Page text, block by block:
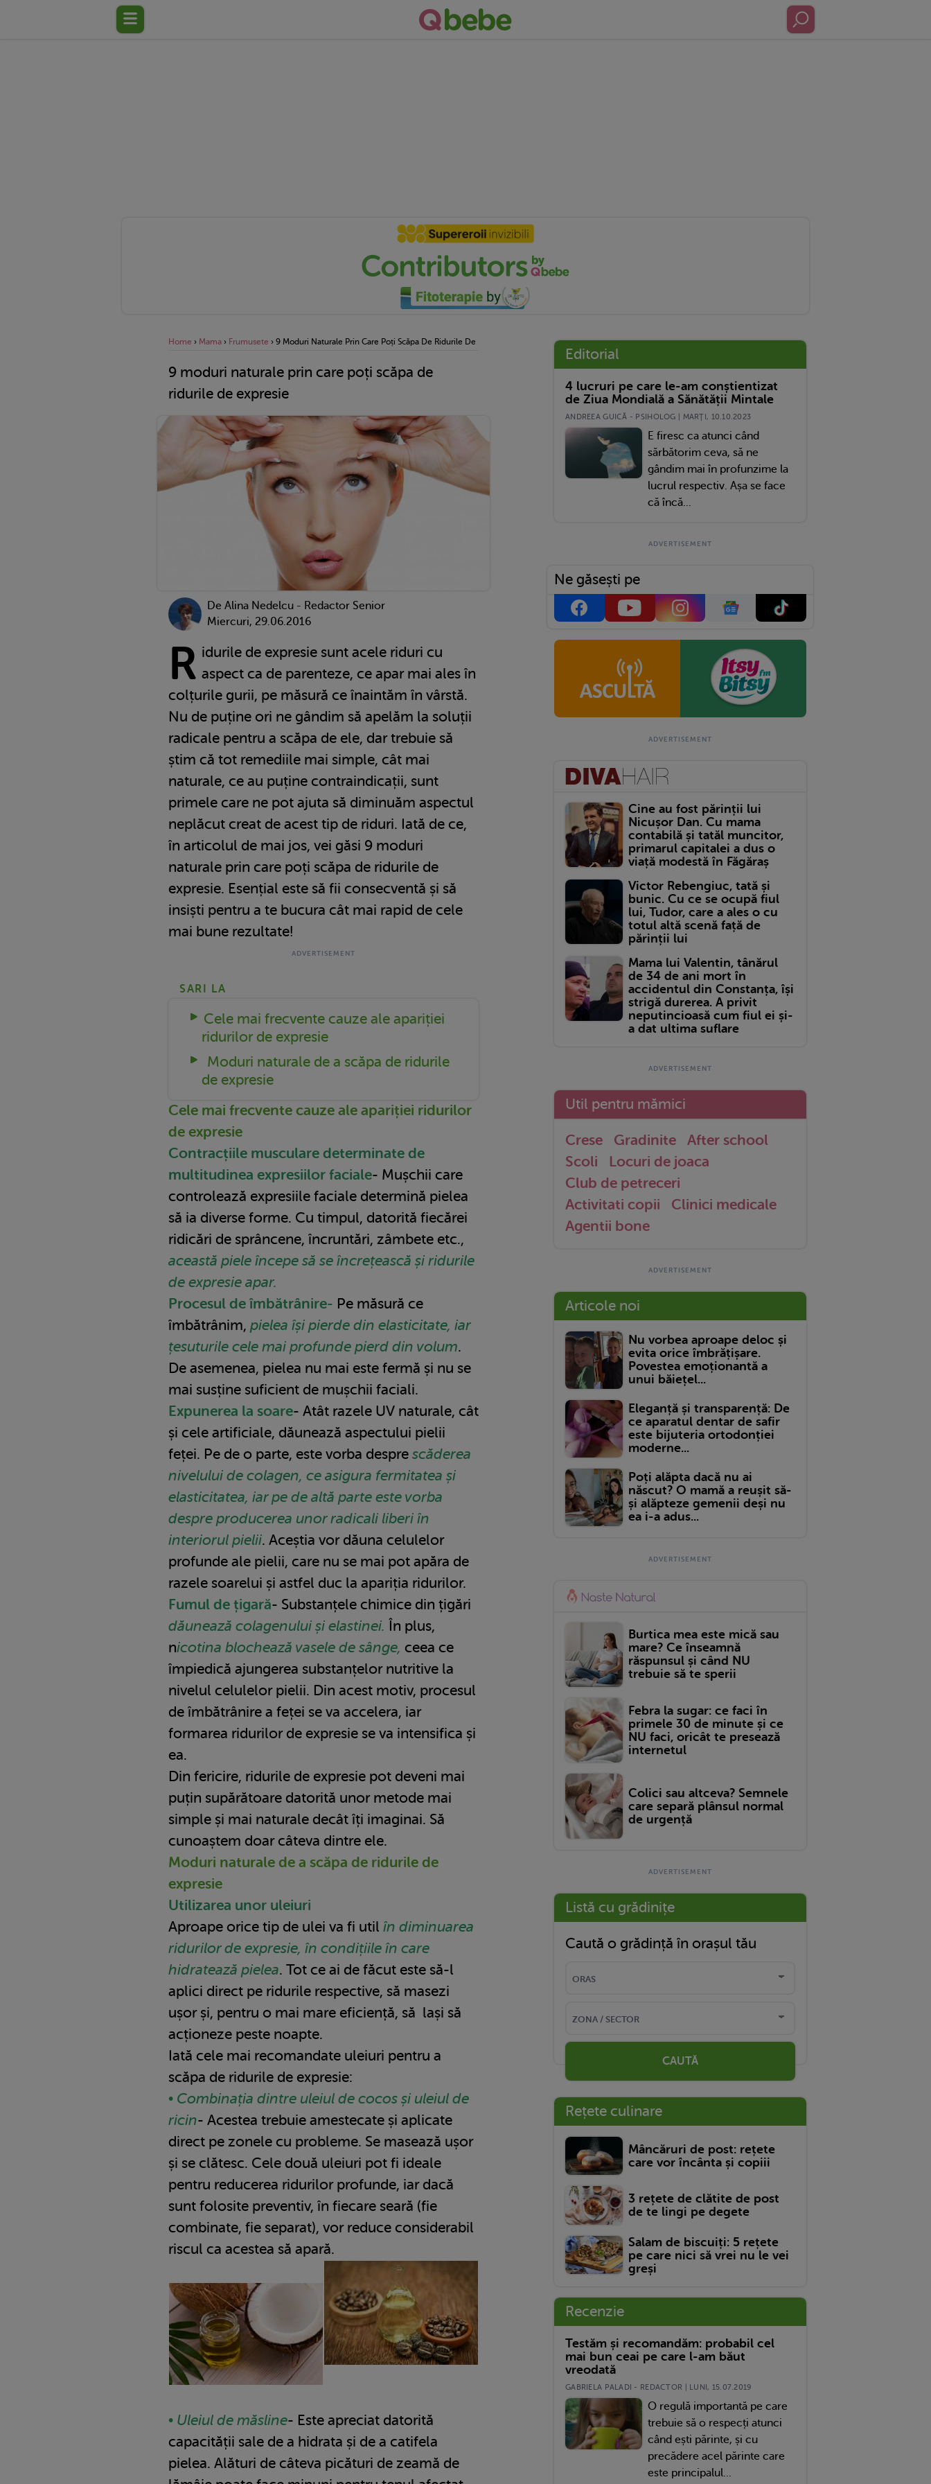
Home › Mama › Frumusete › 9 Moduri Naturale Prin Care Poți Scăpa De Ridurile De Expresie
9 moduri naturale prin care poți scăpa de
ridurile de expresie
De Alina Nedelcu - Redactor Senior
Miercuri, 29.06.2016
R idurile de expresie sunt acele riduri cu
aspect ca de parenteze, ce apar mai ales în
colțurile gurii, pe măsură ce înaintăm în vârstă.
Nu de puține ori ne gândim să apelăm la soluții
radicale pentru a scăpa de ele, dar trebuie să
știm că tot remediile mai simple, cât mai
naturale, ce au puține contraindicații, sunt
primele care ne pot ajuta să diminuăm aspectul
neplăcut creat de acest tip de riduri. Iată de ce,
în articolul de mai jos, vei găsi 9 moduri
naturale prin care poți scăpa de ridurile de
expresie. Esențial este să fii consecventă și să
insiști pentru a te bucura cât mai rapid de cele
mai bune rezultate!
SARI LA
Cele mai frecvente cauze ale apariției
ridurilor de expresie
Moduri naturale de a scăpa de ridurile
de expresie
Cele mai frecvente cauze ale apariției ridurilor
de expresie
Contracțiile musculare determinate de
multitudinea expresiilor faciale- Mușchii care
controlează expresiile faciale determină pielea
să ia diverse forme. Cu timpul, datorită fiecărei
ridicări de sprâncene, încruntări, zâmbete etc.,
această piele începe să se încrețească și ridurile
de expresie apar.
Procesul de îmbătrânire- Pe măsură ce
îmbătrânim, pielea își pierde din elasticitate, iar
țesuturile cele mai profunde pierd din volum.
De asemenea, pielea nu mai este fermă și nu se
mai susține suficient de mușchii faciali.
Expunerea la soare- Atât razele UV naturale, cât
și cele artificiale, dăunează aspectului pielii
feței. Pe de o parte, este vorba despre scăderea
nivelului de colagen, ce asigura fermitatea și
elasticitatea, iar pe de altă parte este vorba
despre producerea unor radicali liberi în
interiorul pielii. Aceștia vor dăuna celulelor
profunde ale pielii, care nu se mai pot apăra de
razele soarelui și astfel duc la apariția ridurilor.
Fumul de țigară- Substanțele chimice din țigări
dăunează colagenului și elastinei. În plus,
nicotina blochează vasele de sânge, ceea ce
împiedică ajungerea substanțelor nutritive la
nivelul celulelor pielii. Din acest motiv, procesul
de îmbătrânire a feței se va accelera, iar
formarea ridurilor de expresie se va intensifica și
ea.
Din fericire, ridurile de expresie pot deveni mai
puțin supărătoare datorită unor metode mai
simple și mai naturale decât îți imaginai. Să
cunoaștem doar câteva dintre ele.
Moduri naturale de a scăpa de ridurile de
expresie
Utilizarea unor uleiuri
Aproape orice tip de ulei va fi util în diminuarea
ridurilor de expresie, în condițiile în care
hidratează pielea. Tot ce ai de făcut este să-l
aplici direct pe ridurile respective, să masezi
ușor și, pentru o mai mare eficiență, să lași să
acționeze peste noapte.
Iată cele mai recomandate uleiuri pentru a
scăpa de ridurile de expresie:
• Combinația dintre uleiul de cocos și uleiul de
ricin- Acestea trebuie amestecate și aplicate
direct pe zonele cu probleme. Se masează ușor
și se clătesc. Cele două uleiuri pot fi ideale
pentru reducerea ridurilor profunde, iar dacă
sunt folosite preventiv, în fiecare seară (fie
combinate, fie separat), vor reduce considerabil
riscul ca acestea să apară.
• Uleiul de măsline- Este apreciat datorită
capacității sale de a hidrata și de a catifela
pielea. Alături de câteva picături de zeamă de
Editorial
4 lucruri pe care le-am conștientizat
de Ziua Mondială a Sănătății Mintale
ANDREEA GUICĂ - PSIHOLOG | MARŢI, 10.10.2023
E firesc ca atunci când
sărbătorim ceva, să ne
gândim mai în profunzime la
lucrul respectiv. Așa se face
că încă...
Ne găsești pe
Cine au fost părinții lui
Nicușor Dan. Cu mama
contabilă și tatăl muncitor,
primarul capitalei a dus o
viață modestă în Făgăraș
Victor Rebengiuc, tată și
bunic. Cu ce se ocupă fiul
lui, Tudor, care a ales o cu
totul altă scenă față de
părinții lui
Mama lui Valentin, tânărul
de 34 de ani mort în
accidentul din Constanța, își
strigă durerea. A privit
neputincioasă cum fiul ei și-
a dat ultima suflare
Util pentru mămici
Crese Gradinite
After school
Scoli
Locuri de joaca
Club de petreceri
Activitati copii
Clinici medicale
Agentii bone
Articole noi
Nu vorbea aproape deloc și
evita orice îmbrățișare.
Povestea emoționantă a
unui băiețel...
Eleganță și transparență: De
ce aparatul dentar de safir
este bijuteria ortodonției
moderne...
Poți alăpta dacă nu ai
născut? O mamă a reușit să-
și alăpteze gemenii deși nu
ea i-a adus...
Burtica mea este mică sau
mare? Ce înseamnă
răspunsul și când NU
trebuie să te sperii
Febra la sugar: ce faci în
primele 30 de minute și ce
NU faci, oricât te presează
internetul
Colici sau altceva? Semnele
care separă plânsul normal
de urgență
Listă cu grădinițe
Caută o grădință în orașul tău
CAUTĂ
Rețete culinare
Mâncăruri de post: rețete
care vor încânta și copiii
3 rețete de clătite de post
de te lingi pe degete
Salam de biscuiți: 5 rețete
pe care nici să vrei nu le vei
greși
Recenzie
Testăm și recomandăm: probabil cel
mai bun ceai pe care l-am băut
vreodată
GABRIELA PALADI - REDACTOR | LUNI, 15.07.2019
O regulă importantă pe care
trebuie să o respecți atunci
când ești părinte, și cu
precădere acel părinte care
este principalul...